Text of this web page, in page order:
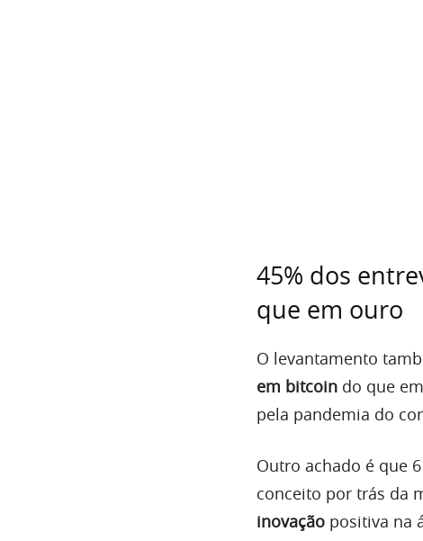
45% dos
que em ouro
O levantamento
em bitcoin do que
pela pandemia do
Outro achado é que
conceito por trás da
inovação positiva na